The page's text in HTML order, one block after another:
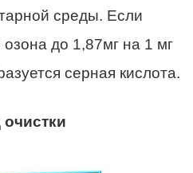
среды. Если
озона до 1,87мг на 1 мг
серная кислота.